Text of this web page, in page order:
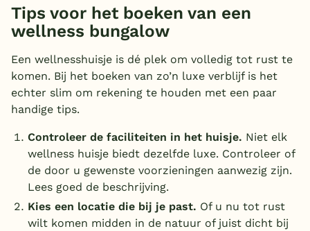
Tips voor het boeken van een
wellness bungalow
Een wellnesshuisje is dé plek om volledig tot rust te
komen. Bij het boeken van zo’n luxe verblijf is het
echter slim om rekening te houden met een paar
handige tips.
Controleer de faciliteiten in het huisje. Niet elk
wellness huisje biedt dezelfde luxe. Controleer of
de door u gewenste voorzieningen aanwezig zijn.
Lees goed de beschrijving.
Kies een locatie die bij je past. Of u nu tot rust
wilt komen midden in de natuur of juist dicht bij